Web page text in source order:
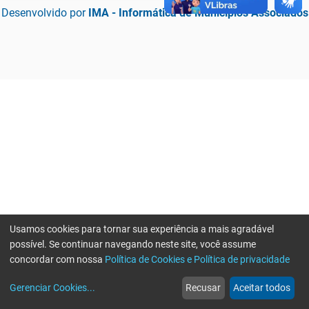
Desenvolvido por IMA - Informática de Municípios Associados
web
Notícias
more_horiz
Mais
Usamos cookies para tornar sua experiência a mais agradável
possível. Se continuar navegando neste site, você assume
concordar com nossa Política de Cookies e Política de privacidade
Gerenciar Cookies... Recusar Aceitar todos
Erro ao enviar informações, por favor tente novamente